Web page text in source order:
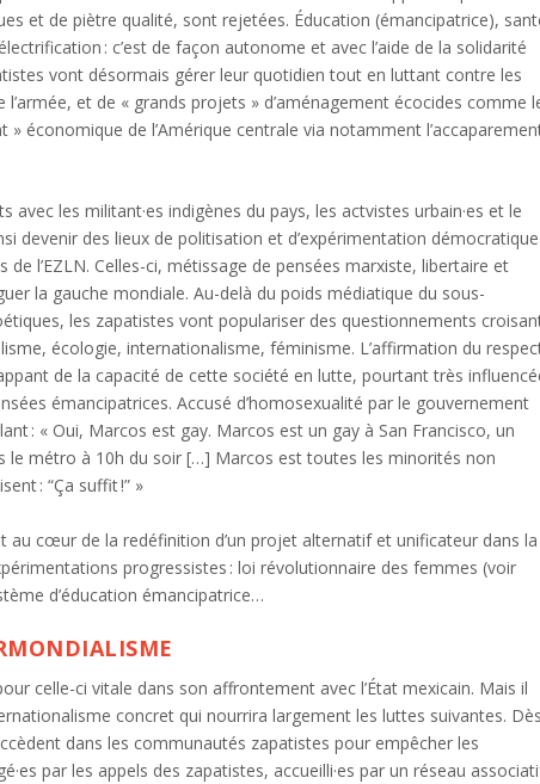
et de piètre qualité, sont rejetées. Éducation (émancipatrice),
: c’est de façon autonome et avec l’aide de la solidarité
vont désormais gérer leur quotidien tout en luttant contre les
et de « grands projets » d’aménagement écocides comme
économique de l’Amérique centrale via notamment
les militant·es indigènes du pays, les actvistes urbain·es et le
devenir des lieux de politisation et d’expérimentation démocratique
l’EZLN. Celles-ci, métissage de pensées marxiste, libertaire et
la gauche mondiale. Au-delà du poids médiatique du sous-
les zapatistes vont populariser des questionnements
écologie, internationalisme, féminisme. L’affirmation du
de la capacité de cette société en lutte, pourtant très
émancipatrices. Accusé d’homosexualité par le gouvernement
: « Oui, Marcos est gay. Marcos est un gay à San Francisco, un
le métro à 10h du soir […] Marcos est toutes les minorités non
: “Ça suffit !” »
au cœur de la redéfinition d’un projet alternatif et unificateur dans la
progressistes : loi révolutionnaire des femmes (voir
d’éducation émancipatrice…
celle-ci vitale dans son affrontement avec l’État mexicain. Mais il
concret qui nourrira largement les luttes suivantes.
dans les communautés zapatistes pour empêcher les
par les appels des zapatistes, accueilli·es par un réseau